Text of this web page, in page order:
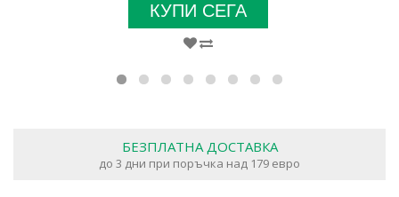
КУПИ СЕГА
БЕЗПЛАТНА ДОСТАВКА
до 3 дни при поръчка над 179 евро